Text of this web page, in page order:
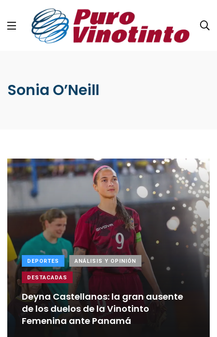
Sonia O’Neill
DEPORTES ANÁLISIS Y OPINIÓN
DESTACADAS
Deyna Castellanos: la gran ausente
de los duelos de la Vinotinto
Femenina ante Panamá